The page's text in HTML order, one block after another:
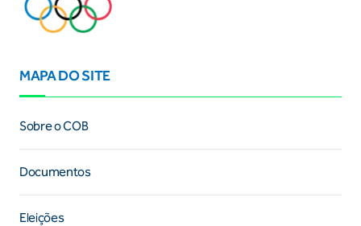
MAPA DO SITE
Sobre o COB
Documentos
Eleições